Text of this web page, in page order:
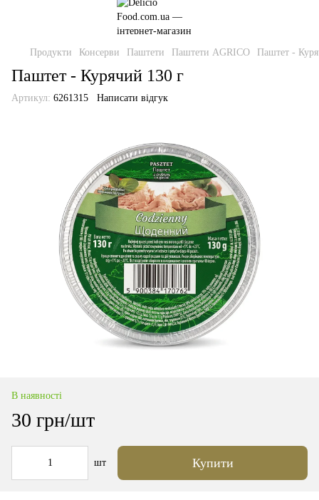
Продукти Консерви Паштети Паштети AGRICO Паштет -
Паштет - Курячий 130 г
Артикул: 6261315 Написати відгук
В наявності
30 грн/шт
шт Купити